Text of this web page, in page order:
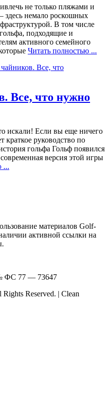
не только пляжами и
здесь немало роскошных
В том числе
подходящие и
активного семейного
Читать полностью ...
Все, что нужно
искали! Если вы еще ничего
краткое руководство по
гольфа Гольф появился
версия этой игры
...
материалов Golf-
активной ссылки на
ФС 77 — 73647
Rights Reserved. | Clean